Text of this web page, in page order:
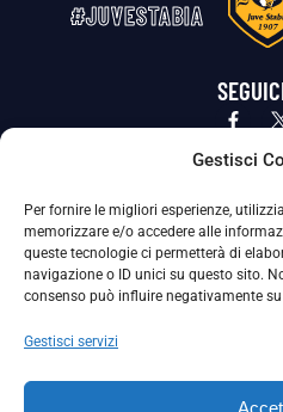
Gestisci
Per fornire le migliori esperienze,
memorizzare e/o accedere alle
queste tecnologie ci permetterà di
navigazione o ID unici su questo sito.
consenso può influire negativamente
Gestisci servizi
#JUVESTABIA
Privacy Policy Cookie
La Società ha nominato il Responsabile della Protezione dei Dati
adottate dalla nostra Società per
Per contattare il DPO